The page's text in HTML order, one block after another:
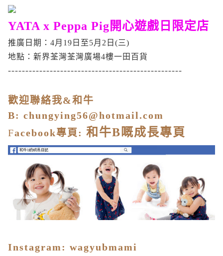
YATA x Peppa Pig開心遊戲日限定店
推廣日期：4月19日至5月2日(三)
地點：新界荃灣荃灣廣場4樓一田百貨
--------------------------------------------------
歡迎聯絡我&和牛
B: chungying56@hotmail.com
Facebook專頁: 和牛B 嘅成長專頁
Instagram: wagyubmami